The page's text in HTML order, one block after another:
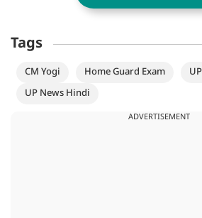
Tags
CM Yogi Home Guard Exam
UP News Hindi
ADVERTISEMENT